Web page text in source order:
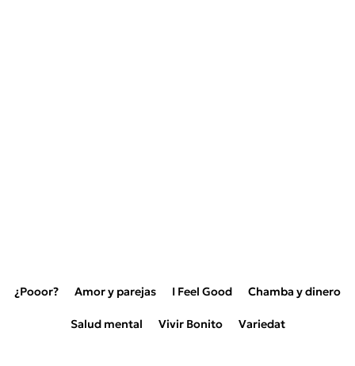
¿Pooor? Amor y parejas I Feel Good Chamba y dinero
Salud mental Vivir Bonito Variedat